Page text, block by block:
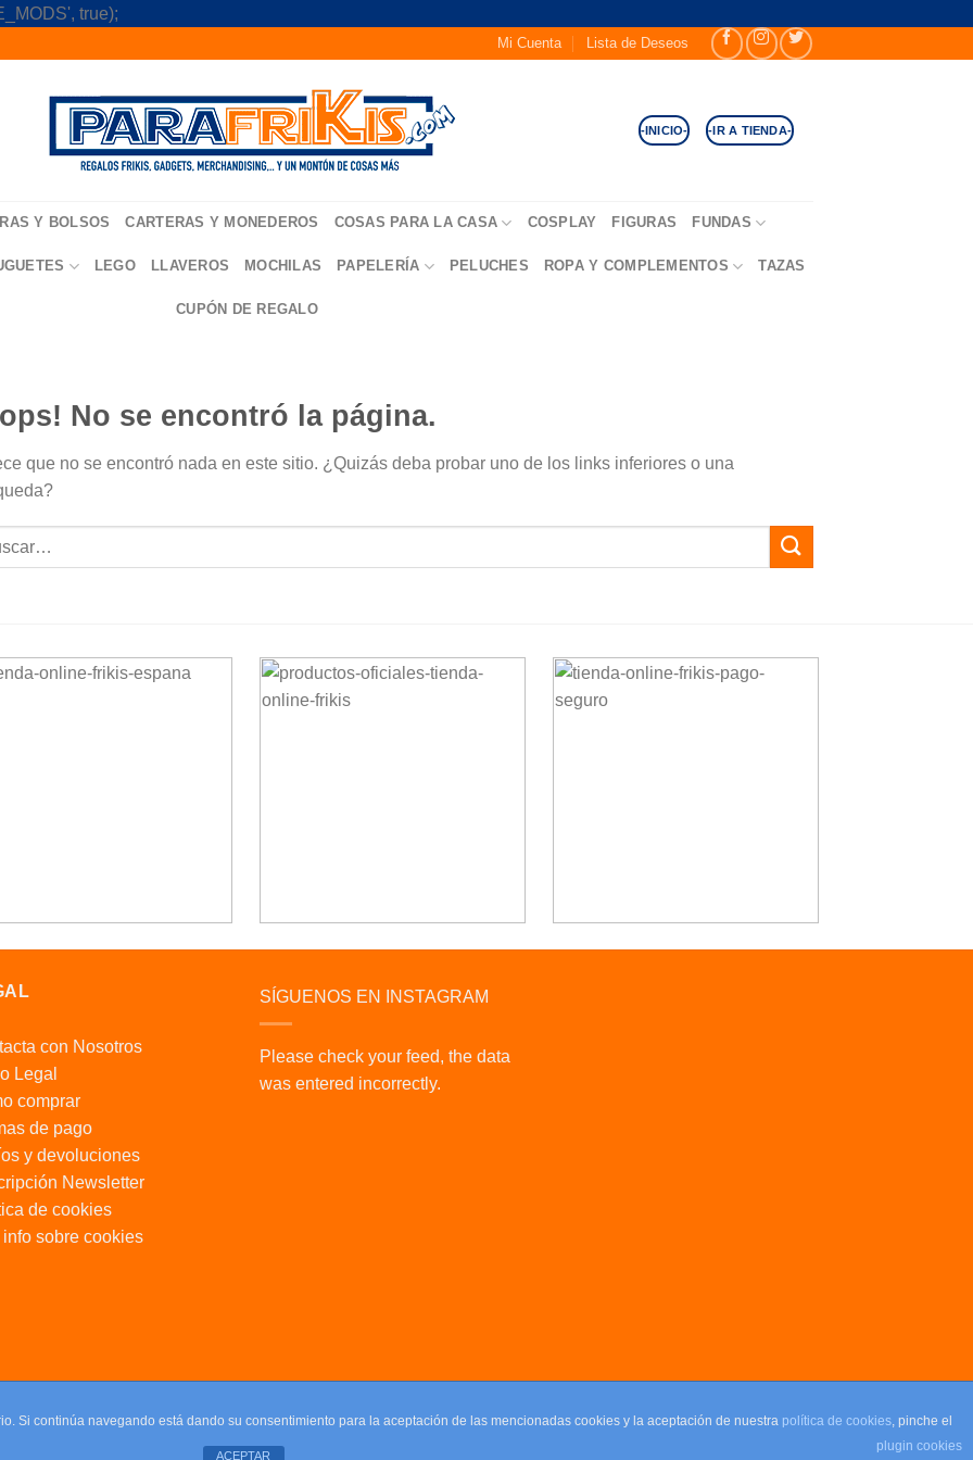
true);
Mi Cuenta Lista de Deseos
-INICIO- -IR A TIENDA-
Y BOLSOS CARTERAS Y MONEDEROS COSAS PARA LA CASA COSPLAY FIGURAS FUNDAS
LEGO LLAVEROS MOCHILAS PAPELERÍA PELUCHES ROPA Y COMPLEMENTOS TAZAS
CUPÓN DE REGALO
No se encontró la página.
que no se encontró nada en este sitio. ¿Quizás deba probar uno de los links inferiores o una
con Nosotros
Legal
comprar
de pago
y devoluciones
Newsletter
de cookies
info sobre cookies
SÍGUENOS EN INSTAGRAM
Please check your feed, the data
was entered incorrectly.
Si continúa navegando está dando su consentimiento para la aceptación de las mencionadas cookies y la aceptación de nuestra política de cookies, pinche el
plugin cookies
ACEPTAR